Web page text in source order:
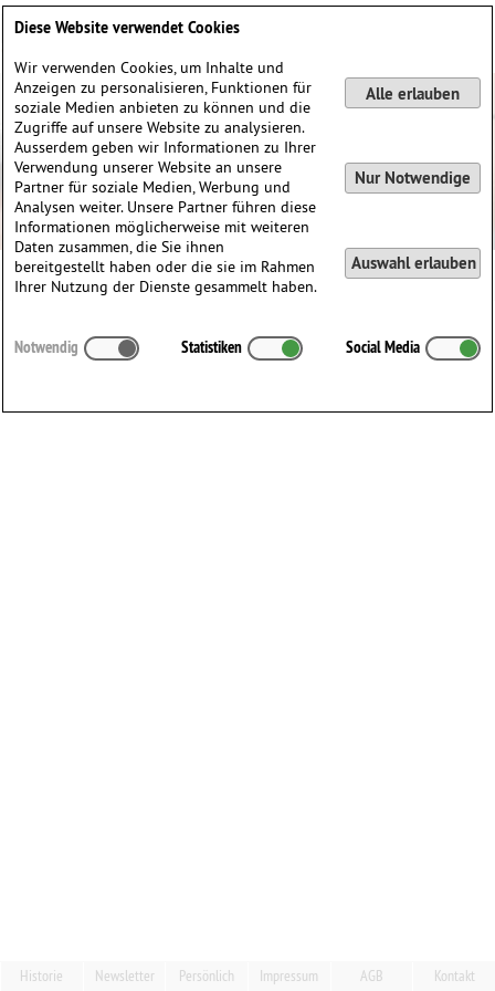
Historie Newsletter Persönlich Impressum AGB Kontakt
Diese Website verwendet Cookies
Wir verwenden Cookies, um Inhalte und
Anzeigen zu personalisieren, Funktionen für
soziale Medien anbieten zu können und die
Zugriffe auf unsere Website zu analysieren.
Ausserdem geben wir Informationen zu Ihrer
Verwendung unserer Website an unsere
Partner für soziale Medien, Werbung und
Analysen weiter. Unsere Partner führen diese
Informationen möglicherweise mit weiteren
Daten zusammen, die Sie ihnen
bereitgestellt haben oder die sie im Rahmen
Ihrer Nutzung der Dienste gesammelt haben.
Alle erlauben
Nur Notwendige
Auswahl erlauben
Notwendig Statistiken Social Media